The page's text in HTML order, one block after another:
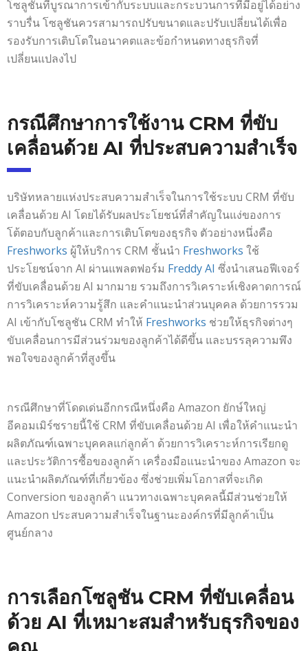
โซลูชันที่บูรณาการเข้ากับระบบและกระบวนการที่มีอยู่ได้อย่าง
ราบรื่น โซลูชันควรสามารถปรับขนาดและปรับเปลี่ยนได้เพื่อ
รองรับการเติบโตในอนาคตและข้อกำหนดทางธุรกิจที่
เปลี่ยนแปลงไป
กรณีศึกษาการใช้งาน CRM ที่ขับ
เคลื่อนด้วย AI ที่ประสบความสำเร็จ
บริษัทหลายแห่งประสบความสำเร็จในการใช้ระบบ CRM ที่ขับ
เคลื่อนด้วย AI โดยได้รับผลประโยชน์ที่สำคัญในแง่ของการ
โต้ตอบกับลูกค้าและการเติบโตของธุรกิจ ตัวอย่างหนึ่งคือ
Freshworks ผู้ให้บริการ CRM ชั้นนำ Freshworks ใช้
ประโยชน์จาก AI ผ่านแพลตฟอร์ม Freddy AI ซึ่งนำเสนอฟีเจอร์
ที่ขับเคลื่อนด้วย AI มากมาย รวมถึงการวิเคราะห์เชิงคาดการณ์
การวิเคราะห์ความรู้สึก และคำแนะนำส่วนบุคคล ด้วยการรวม
AI เข้ากับโซลูชัน CRM ทำให้ Freshworks ช่วยให้ธุรกิจต่างๆ
ขับเคลื่อนการมีส่วนร่วมของลูกค้าได้ดีขึ้น และบรรลุความพึง
พอใจของลูกค้าที่สูงขึ้น
กรณีศึกษาที่โดดเด่นอีกกรณีหนึ่งคือ Amazon ยักษ์ใหญ่
อีคอมเมิร์ซรายนี้ใช้ CRM ที่ขับเคลื่อนด้วย AI เพื่อให้คำแนะนำ
ผลิตภัณฑ์เฉพาะบุคคลแก่ลูกค้า ด้วยการวิเคราะห์การเรียกดู
และประวัติการซื้อของลูกค้า เครื่องมือแนะนำของ Amazon จะ
แนะนำผลิตภัณฑ์ที่เกี่ยวข้อง ซึ่งช่วยเพิ่มโอกาสที่จะเกิด
Conversion ของลูกค้า แนวทางเฉพาะบุคคลนี้มีส่วนช่วยให้
Amazon ประสบความสำเร็จในฐานะองค์กรที่มีลูกค้าเป็น
ศูนย์กลาง
การเลือกโซลูชัน CRM ที่ขับเคลื่อน
ด้วย AI ที่เหมาะสมสำหรับธุรกิจของ